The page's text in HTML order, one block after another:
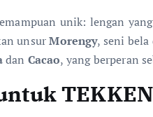
unik: lengan
unsurMorengy, seni
dan Cacao, yang berperan